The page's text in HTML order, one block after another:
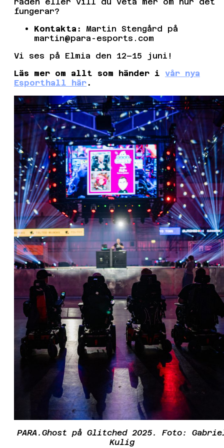
raden eller vill du veta mer om hur det
fungerar?
Kontakta:
Martin Stengård på
martin@para-esports.com
Vi ses på Elmia den 12–15 juni!
Läs mer om allt som händer i vår nya
Esporthall här .
PARA.Ghost på Glitched 2025. Foto:
Kulig